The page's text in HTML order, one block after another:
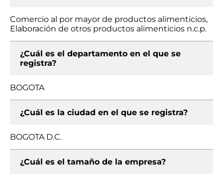
Comercio al por mayor de productos alimenticios,
Elaboración de otros productos alimenticios n.c.p.
¿Cuál es el departamento en el que se
registra?
BOGOTA
¿Cuál es la ciudad en el que se registra?
BOGOTA D.C.
¿Cuál es el tamaño de la empresa?